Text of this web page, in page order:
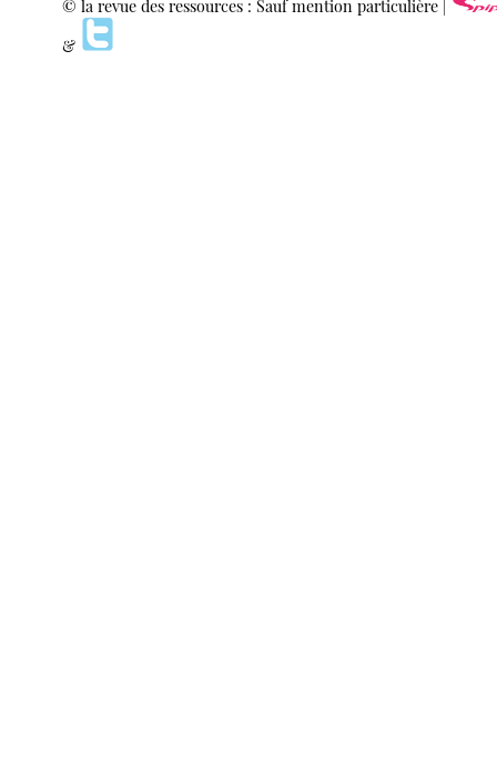
© la revue des ressources : Sauf mention particulière |
&